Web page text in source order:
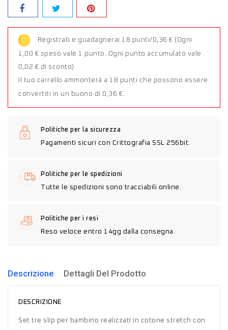
Registrati e guadagnerai 18 punti/0,36 € (Ogni
1,00 € speso vale 1 punto. Ogni punto accumulato vale
0,02 € di sconto)
Il tuo carrello ammonterà a 18 punti che possono essere
convertiti in un buono di 0,36 €.
Politiche per la sicurezza
Pagamenti sicuri con Crittografia SSL 256bit.
Politiche per le spedizioni
Tutte le spedizioni sono tracciabili online.
Politiche per i resi
Reso veloce entro 14gg dalla consegna.
Descrizione Dettagli Del Prodotto
DESCRIZIONE
Set tre slip per bambino realizzati in cotone stretch con